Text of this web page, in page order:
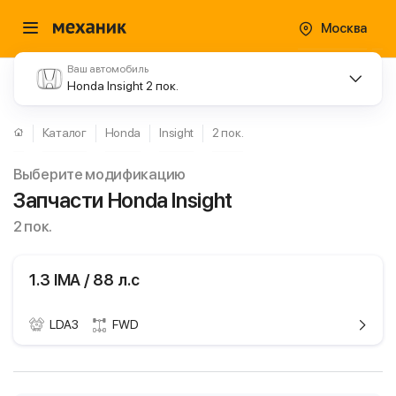
Москва
Ваш автомобиль
Honda Insight 2 пок.
Каталог Honda Insight 2 пок.
Выберите модификацию
Запчасти Honda Insight
2 пок.
1.3 IMA / 88 л.с
LDA3 FWD
Honda Insight